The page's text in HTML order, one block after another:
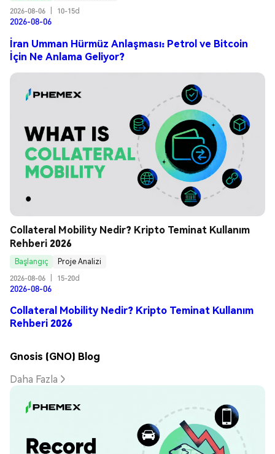
2026-08-06
10-15d
2026-08-06
İran Umman Hürmüz Anlaşması: Petrol ve Bitcoin
İçin Ne Anlama Geliyor?
Collateral Mobility Nedir? Kripto Teminat Kullanım
Rehberi 2026
Başlangıç
Proje Analizi
2026-08-06
15-20d
2026-08-06
Collateral Mobility Nedir? Kripto Teminat Kullanım
Rehberi 2026
Gnosis (GNO) Blog
Daha Fazla